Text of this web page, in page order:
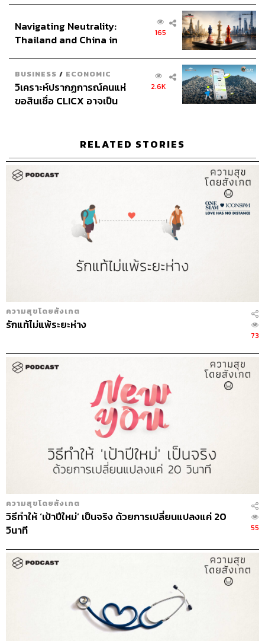
อินโดนีเซีย
Navigating Neutrality:
Thailand and China in
165
BUSINESS / ECONOMIC
วิเคราะห์ปรากฏการณ์คนแห่
ขอสินเชื่อ CLICX อาจเป็น
2.6K
RELATED STORIES
ความสุขโดยสังเกต
รักแท้ไม่แพ้ระยะห่าง
73
ความสุขโดยสังเกต
วิธีทำให้ ‘เป้าปีใหม่’ เป็นจริง ด้วยการเปลี่ยนแปลงแค่ 20
วินาที
55